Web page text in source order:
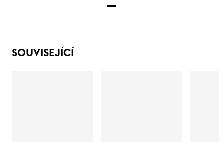
SOUVISEJÍCÍ